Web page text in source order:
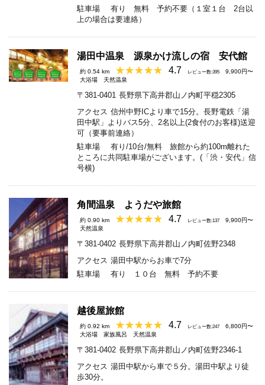
駐車場
有り 無料 予約不要（１室１台 2台以
上の場合は要連絡）
湯田中温泉 源泉かけ流しの宿 安代館
約 0.54 km 4.7 レビュー数:395
9,900円〜
大浴場
天然温泉
〒381-0401 長野県下高井郡山ノ内町平穏2305
アクセス 信州中野ICより車で15分。長野電鉄「湯
田中駅」よりバス5分、2名以上(2食付のお客様)送迎
可（要事前連絡）
駐車場
有り/10台/無料 旅館から約100m離れた
ところに共同駐車場がございます。(「渋・安代」信
号横)
角間温泉 ようだや旅館
約 0.90 km 4.7 レビュー数:137
9,900円〜
天然温泉
〒381-0402 長野県下高井郡山ノ内町佐野2348
アクセス 湯田中駅からお車で7分
駐車場
有り １０台 無料 予約不要
越後屋旅館
約 0.92 km 4.7 レビュー数:247
6,800円〜
大浴場
家族風呂 天然温泉
〒381-0402 長野県下高井郡山ノ内町佐野2346-1
アクセス 湯田中駅から車で５分。湯田中駅より徒
歩30分。